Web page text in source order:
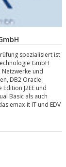
spezialisiert ist
GmbH
Netzwerke und
DB2 Oracle
J2EE und
Basic als auch
emax-it IT und EDV